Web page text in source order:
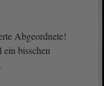
Abgeordnete!
bisschen